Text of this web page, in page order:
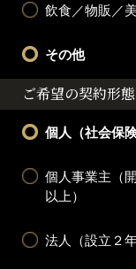
飲食／物販／
その他
ご希望の契約形態
個人（社会保険
個人事業主（
以上）
法人（設立２年